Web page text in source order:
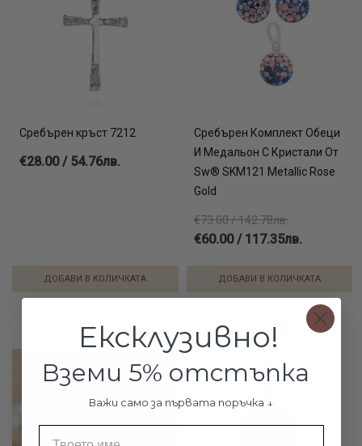
Сребърен кръст 7212
€28.00 / 54.76лв.
ДОБАВИ В КОЛИЧКАТА
Сребърен Комплект Обеци
И Медальон С Кристали От
Sw® SKM121 Metallic Rose
Gold
€73.00 / 142.78лв.
€60.00 / 117.35лв.
ДОБАВИ В КОЛИЧКАТА
Ексклузивно!
Вземи 5% отстъпка
Важи само за първата поръчка ↓